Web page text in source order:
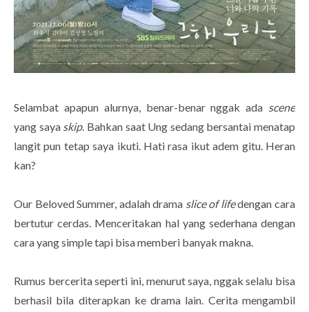
Selambat apapun alurnya, benar-benar nggak ada scene
yang saya skip. Bahkan saat Ung sedang bersantai menatap
langit pun tetap saya ikuti. Hati rasa ikut adem gitu. Heran
kan?
Our Beloved Summer, adalah drama slice of lifedengan cara
bertutur cerdas. Menceritakan hal yang sederhana dengan
cara yang simple tapi bisa memberi banyak makna.
Rumus bercerita seperti ini, menurut saya, nggak selalu bisa
berhasil bila diterapkan ke drama lain. Cerita mengambil